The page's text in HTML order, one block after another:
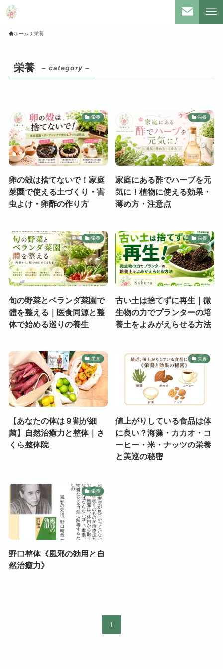
ホーム 栄養
栄養 – category –
栄養
卵の殻は捨てないで！家庭
菜園で使える土づくり・害
虫よけ・卵酢の作り方
栄養
家庭にある酢でハーブを元
気に！植物に使える効果・
薄め方・注意点
栄養
旬の野菜とベランダ菜園で
體を整える｜医食同源と整
体で始める巡りの養生
栄養
古い土は捨てずに再生｜微
生物の力でプランターの培
養土をよみがえらせる方法
栄養
【あなたの体は９割が細
菌】自然治癒力と整体｜さ
くら整体院
栄養
値上がりしている食品は体
に良い？海藻・カカオ・コ
ーヒー・米・ナッツの栄養
と美巡の秘密
栄養
野口整体《風邪の効用と自
然治癒力》
1